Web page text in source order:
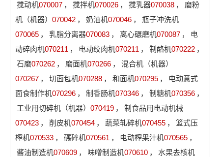
搅动机070007 ， 搅拌机070026 ， 搅乳器070038 ，
磨粉
机（机器） 070042 ， 奶油机070046 ，
瓶子冲洗机
070065 ， 乳脂分离器070083 ， 离心碾磨机070087 ，
电
动碎肉机070211 ， 电动绞肉机070211 ， 制酪机070222 ，
石磨070262 ， 磨面机070266 ，
混合机（机器）
070267 ， 切面包机070288 ， 和面机070295 ，
电动意式
面食制作机070296 ， 制香肠机070346 ， 制糖机070356 ，
工业用切碎机（机器） 070419 ，
制食品用电动机械
070423 ， 削皮机070454 ， 蔬菜轧碎机070455 ，
篮式压
榨机070533 ， 碾碎机070561 ， 电动榨果汁机070565 ，
酱油制造机070609 ， 味噌制造机070610 ，
水果去核机